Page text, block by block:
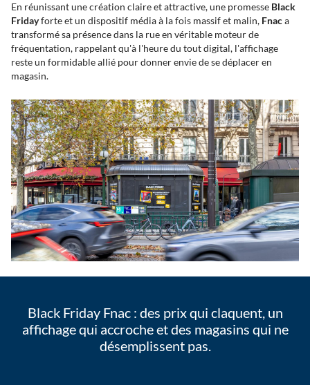
En réunissant une création claire et attractive, une promesse Black
Fridayforte et un dispositif média à la fois massif et malin, Fnaca
transformé sa présence dans la rue en véritable moteur de
fréquentation, rappelant qu'à l'heure du tout digital, l'affichage
reste un formidable allié pour donner envie de se déplacer en
magasin.
Black Friday Fnac : des prix qui claquent, un
affichage qui accroche et des magasins qui ne
désemplissent pas.